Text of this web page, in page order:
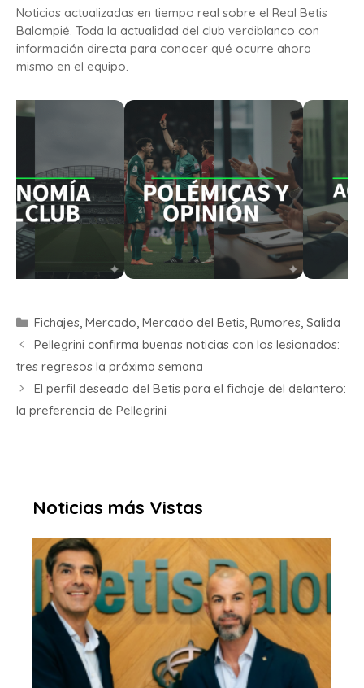
Noticias actualizadas en tiempo real sobre el Real Betis
Balompié. Toda la actualidad del club verdiblanco con
información directa para conocer qué ocurre ahora
mismo en el equipo.
Fichajes, Mercado, Mercado del Betis, Rumores, Salida
Pellegrini confirma buenas noticias con los lesionados:
tres regresos la próxima semana
El perfil deseado del Betis para el fichaje del delantero:
la preferencia de Pellegrini
Noticias más Vistas